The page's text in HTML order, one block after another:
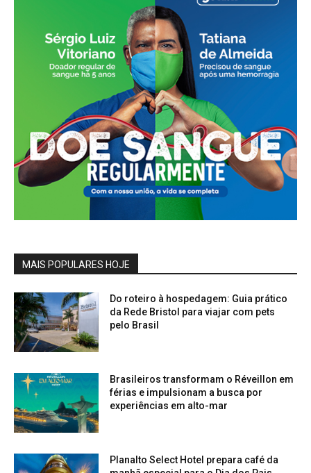
MAIS POPULARES HOJE
Do roteiro à hospedagem: Guia prático
da Rede Bristol para viajar com pets
pelo Brasil
Brasileiros transformam o Réveillon em
férias e impulsionam a busca por
experiências em alto-mar
Planalto Select Hotel prepara café da